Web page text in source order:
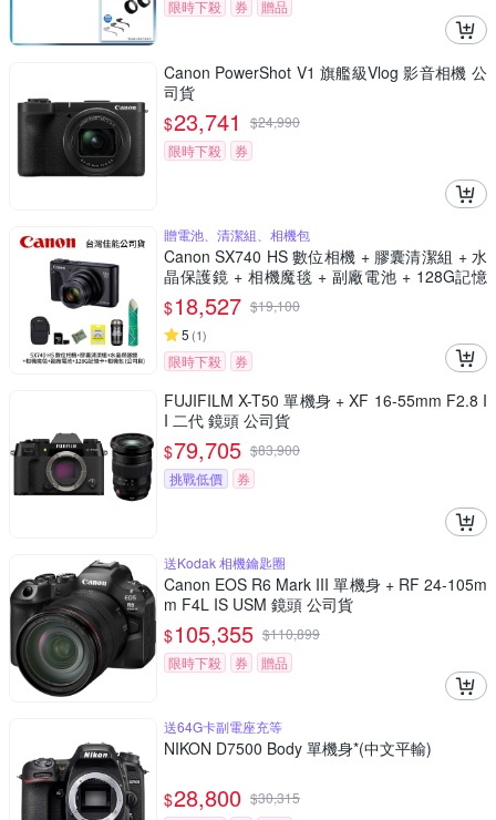
限時下殺
券 贈品
Canon PowerShot V1 旗艦級Vlog 影音相機 公
司貨
$23,741 $24,990
限時下殺
券
贈電池、清潔組、相機包
Canon SX740 HS 數位相機 + 膠囊清潔組 + 水
晶保護鏡 + 相機魔毯 + 副廠電池 + 128G記憶
卡 + 相機包 (公司貨)
$18,527 $19,100
5 (1)
限時下殺 券
FUJIFILM X-T50 單機身 + XF 16-55mm F2.8 I
I 二代 鏡頭 公司貨
$79,705 $83,900
挑戰低價
券
送Kodak 相機鑰匙圈
Canon EOS R6 Mark III 單機身 + RF 24-105m
m F4L IS USM 鏡頭 公司貨
$105,355 $110,899
限時下殺
券 贈品
送64G卡副電座充等
NIKON D7500 Body 單機身*(中文平輸)
$28,800 $30,315